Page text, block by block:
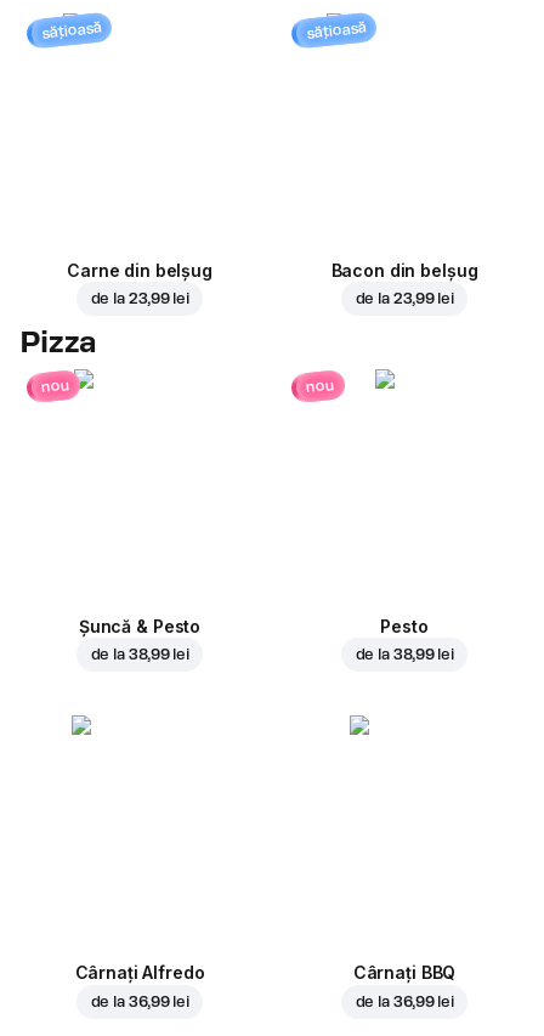
sățioasă
Carne din belșug
de la 23,99 lei
sățioasă
Bacon din belșug
de la 23,99 lei
Pizza
nou
Șuncă & Pesto
de la 38,99 lei
nou
Pesto
de la 38,99 lei
Cârnați Alfredo
de la 36,99 lei
Cârnați BBQ
de la 36,99 lei